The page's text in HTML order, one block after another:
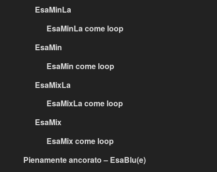
EsaMinLa
EsaMinLa come loop
EsaMin
EsaMin come loop
EsaMixLa
EsaMixLa come loop
EsaMix
EsaMix come loop
Pienamente ancorato – EsaBlu(e)